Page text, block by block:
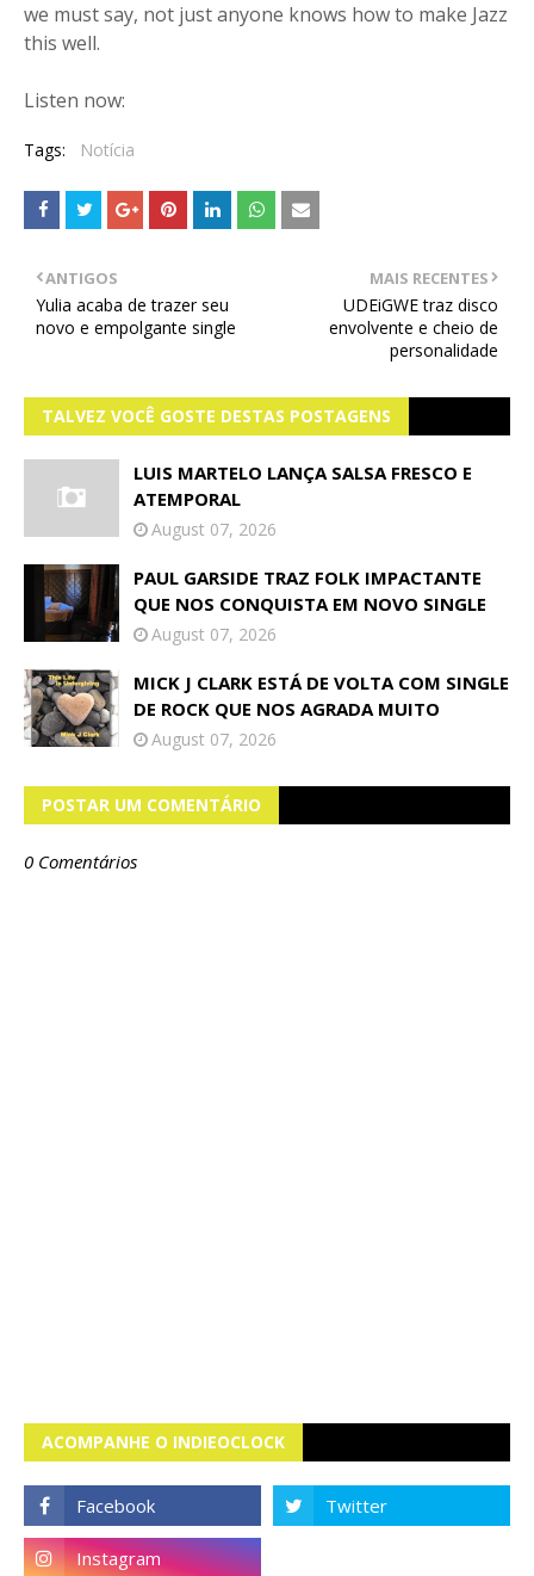
we must say, not just anyone knows how to make Jazz
this well.
Listen now:
Tags: Notícia
MAIS RECENTES
UDEiGWE traz disco
envolvente e cheio de
personalidade
ANTIGOS
Yulia acaba de trazer seu
novo e empolgante single
TALVEZ VOCÊ GOSTE DESTAS POSTAGENS
LUIS MARTELO LANÇA SALSA FRESCO E
ATEMPORAL
August 07, 2026
PAUL GARSIDE TRAZ FOLK IMPACTANTE
QUE NOS CONQUISTA EM NOVO SINGLE
August 07, 2026
MICK J CLARK ESTÁ DE VOLTA COM SINGLE
DE ROCK QUE NOS AGRADA MUITO
August 07, 2026
POSTAR UM COMENTÁRIO
0 Comentários
ACOMPANHE O INDIEOCLOCK